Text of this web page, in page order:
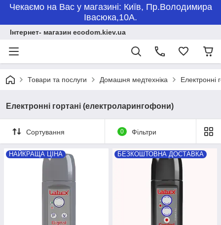
Чекаємо на Вас у магазині: Київ, Пр.Володимира
Івасюка,10А.
Інтернет- магазин ecodom.kiev.ua
Товари та послуги Домашня медтехніка Електронні
Електронні гортані (електроларингофони)
Сортування 0 Фільтри
НАЙКРАЩА ЦІНА БЕЗКОШТОВНА ДОСТАВКА